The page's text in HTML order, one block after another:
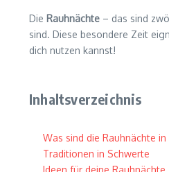
Die Rauhnächte – das sind
sind. Diese besondere Zeit
dich nutzen kannst!
Inhaltsverzeichnis
Was sind die Rauhnächte in
Traditionen in Schwerte
Ideen für deine Rauhnächte